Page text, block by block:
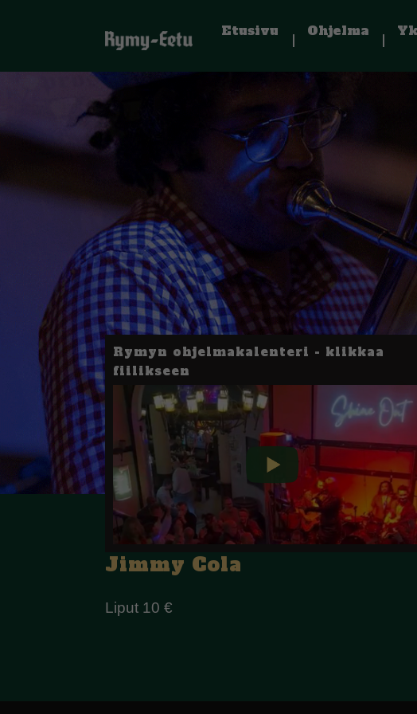
Etusivu Ohjelma
Rymyn ohjelmakalenteri - klikkaa
fiilikseen
Jimmy Cola
Liput 10 €